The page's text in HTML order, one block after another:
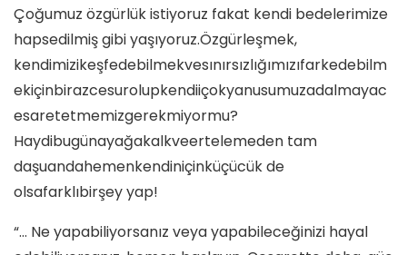
Çoğumuz özgürlük istiyoruz fakat kendi bedelerimize
hapsedilmiş gibi yaşıyoruz.Özgürleşmek,
kendimizikeşfedebilmekvesınırsızlığımızıfarkedebilm
ekiçinbirazcesurolupkendiiçokyanusumuzadalmayac
esaretetmemizgerekmiyormu?
Haydibugünayağakalkveertelemeden tam
daşuandahemenkendiniçinküçücük de
olsafarklıbirşey yap!
“… Ne yapabiliyorsanız veya yapabileceğinizi hayal